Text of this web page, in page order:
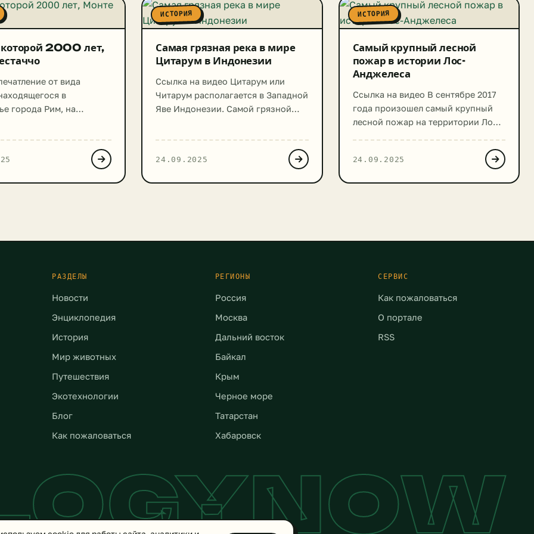
которой 2000 лет,
от вида
в
города Рим, на
же это — одна
ИСТОРИЯ
Самая грязная река в мире
Цитарум в Индонезии
Ссылка на видео Цитарум или
Читарум располагается в Западной
Яве Индонезии. Самой грязной
миллионов долларов на очистку.
Это произошло в 2008 году.
24.09.2025
ИСТОРИЯ
Самый крупный лесной
пожар в истории Лос-
Анджелеса
Ссылка на видео В сентябре 2017
года произошел самый крупный
лесной пожар на территории Лос-
Эвакуироваться пришлось 700
Жителей эвакуировали
24.09.2025
РАЗДЕЛЫ
Новости
Энциклопедия
История
Мир животных
Путешествия
Экотехнологии
Блог
Как пожаловаться
РЕГИОНЫ
Россия
Москва
Дальний восток
Байкал
Крым
Черное море
Татарстан
Хабаровск
СЕРВИС
Как пожаловаться
О портале
RSS